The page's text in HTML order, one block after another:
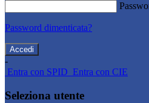
Password dimenticata?
-
Entra con SPID Entra con CIE
Seleziona utente